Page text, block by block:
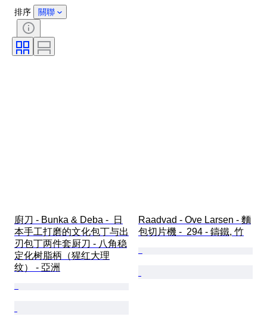
時代
藝術家
創作者
排序 關聯
廚刀 - Bunka & Deba -  日
本手工打磨的文化包丁与出
刃包丁两件套厨刀 - 八角稳
定化树脂柄（猩红大理
纹） - 亞洲
Raadvad - Ove Larsen - 麵
包切片機 -  294 - 鑄鐵, 竹